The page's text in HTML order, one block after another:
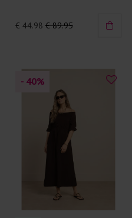
€ 44.98 € 89.95
- 40%